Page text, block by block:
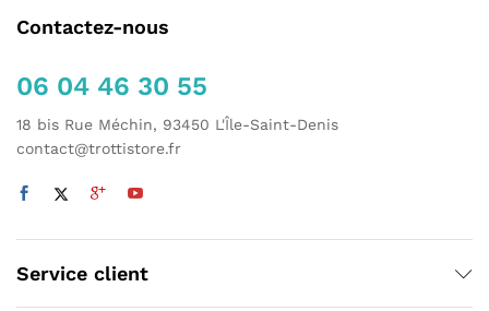
Contactez-nous
06 04 46 30 55
18 bis Rue Méchin, 93450 L'Île-Saint-Denis
contact@trottistore.fr
Service client